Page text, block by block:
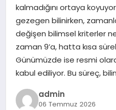
GENEL
SPOR
TEKNOLOJI
kalmadığını ortaya
gezegen bilinirken,
değişen bilimsel kriterler
zaman 9’a, hatta kısa
Günümüzde ise resmi
kabul ediliyor. Bu süreç,
admin
06 Temmuz 2026